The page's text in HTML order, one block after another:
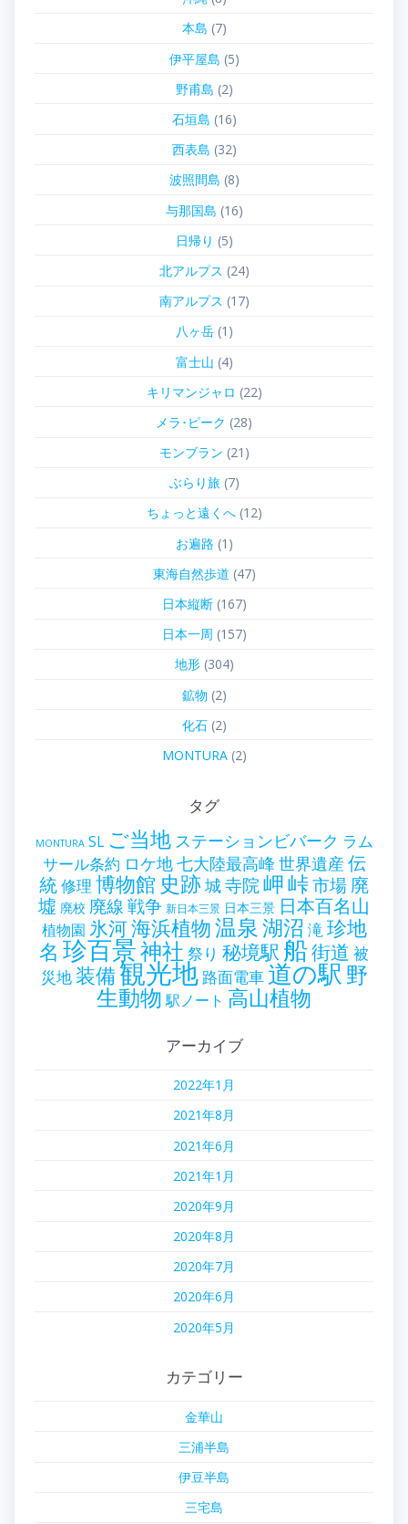
本島 (7)
伊平屋島 (5)
野甫島 (2)
石垣島 (16)
西表島 (32)
波照間島 (8)
与那国島 (16)
日帰り (5)
北アルプス (24)
南アルプス (17)
八ヶ岳(1)
富士山 (4)
キリマンジャロ (22)
メラ･ピーク (28)
モンブラン (21)
ぶらり旅(7)
ちょっと遠くへ(12)
お遍路 (1)
東海自然歩道 (47)
日本縦断(167)
日本一周 (157)
地形(304)
鉱物 (2)
化石(2)
MONTURA(2)
タグ
MONTURA SL ご当地 ステーションビバーク ラム
サール条約 ロケ地七大陸最高峰 世界遺産 伝
統修理 博物館 史跡城寺院岬峠市場 廃
墟 廃校 廃線戦争 新日本三景 日本三景 日本百名山
植物園 氷河海浜植物温泉湖沼 滝 珍地
名 珍百景神社 祭り 秘境駅 船街道 被
災地 装備観光地 路面電車道の駅 野
生動物 駅ノート 高山植物
アーカイブ
2022年1月
2021年8月
2021年6月
2021年1月
2020年9月
2020年8月
2020年7月
2020年6月
2020年5月
カテゴリー
金華山
三浦半島
伊豆半島
三宅島